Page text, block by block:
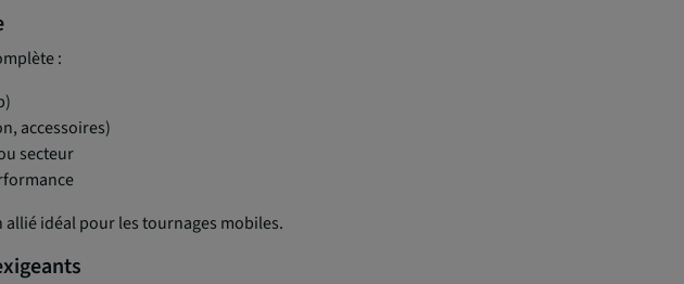
:
accessoires)
secteur
idéal pour les tournages mobiles.